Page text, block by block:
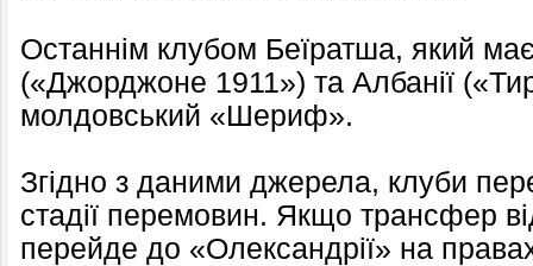
Останнім клубом Беїратша, який має
(«Джорджоне 1911») та Албанії
молдовський «Шериф».
Згідно з даними джерела, клуби
стадії перемовин. Якщо трансфер
перейде до «Олександрії» на